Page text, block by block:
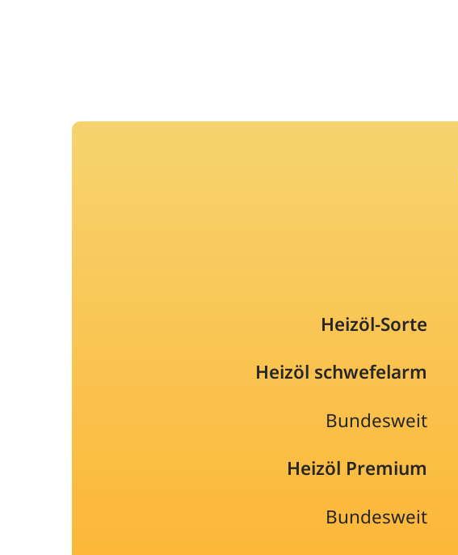
Heizöl-Sorte
Heizöl schwefelarm
Bundesweit
Heizöl Premium
Bundesweit